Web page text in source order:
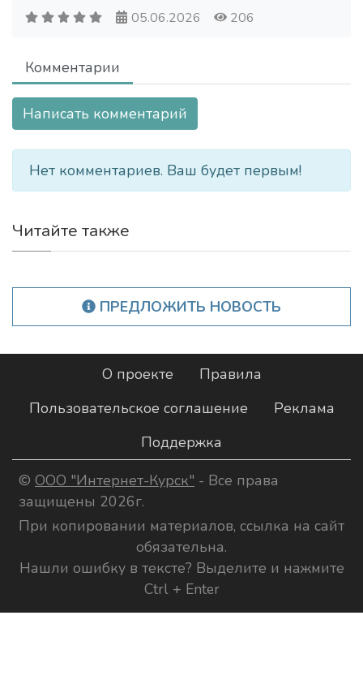
05.06.2026 206
Комментарии
Написать комментарий
Нет комментариев. Ваш будет первым!
Читайте также
ПРЕДЛОЖИТЬ НОВОСТЬ
О проекте
Правила
Пользовательское соглашение
Реклама
Поддержка
© ООО "Интернет-Курск" - Все права
защищены 2026г.
При копировании материалов, ссылка на сайт
обязательна.
Нашли ошибку в тексте? Выделите и нажмите
Ctrl + Enter